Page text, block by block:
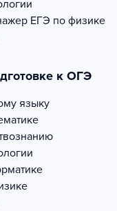
ЕГЭ по физике
к ОГЭ
языку